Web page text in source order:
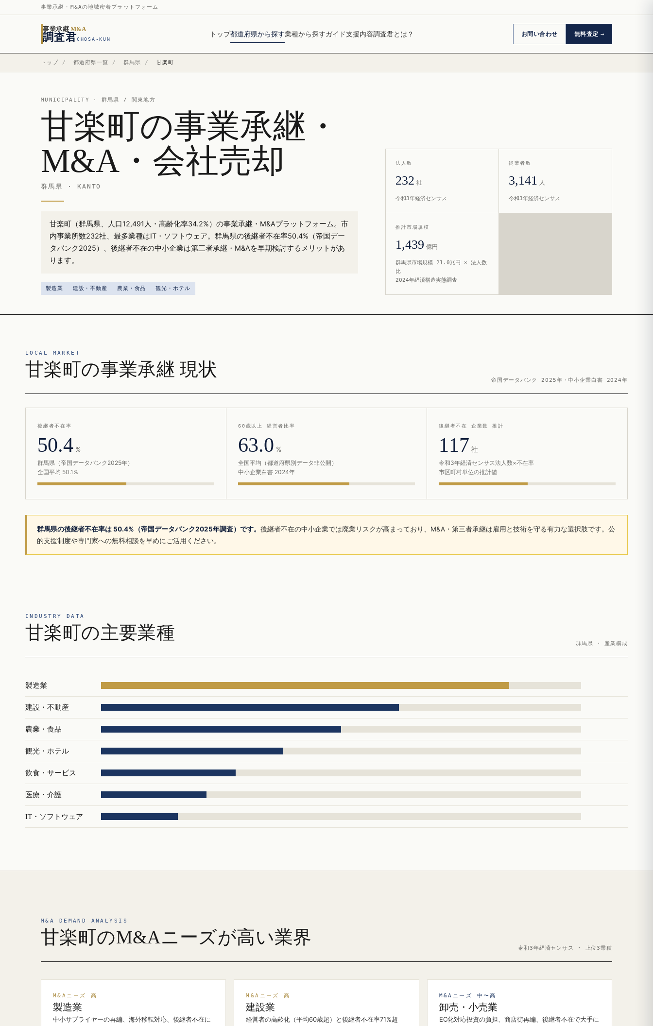
事業承継・M&Aの地域密着プラットフォーム
事業承継 M&A
調査君CHOSA-KUN
トップ都道府県から探す業種から探すガイド支援内容調査君とは？ お問い合わせ 無料査定
トップ / 都道府県一覧 / 群馬県 / 甘楽町
MUNICIPALITY · 群馬県 / 関東地方
甘楽町の事業承継・
M&A・会社売却
群馬県 · KANTO
甘楽町（群馬県、人口12,491人・高齢化率34.2%）の事業承継・M&Aプラットフォーム。市
内事業所数232社、最多業種はIT・ソフトウェア。群馬県の後継者不在率50.4%（帝国デー
タバンク2025）、後継者不在の中小企業は第三者承継・M&Aを早期検討するメリットがあ
ります。
製造業 建設・不動産 農業・食品 観光・ホテル
法人数
232 社
令和3年経済センサス
従業者数
3,141 人
令和3年経済センサス
推計市場規模
1,439 億円
群馬県市場規模 21.0兆円 × 法人数
比
2024年経済構造実態調査
LOCAL MARKET
甘楽町の事業承継 現状
帝国データバンク 2025年・中小企業白書 2024年
後継者不在率
50.4 %
群馬県（帝国データバンク2025年）
全国平均 50.1%
60歳以上 経営者比率
63.0 %
全国平均（都道府県別データ非公開）
中小企業白書 2024年
後継者不在 企業数 推計
117 社
令和3年経済センサス法人数×不在率
市区町村単位の推計値
群馬県の後継者不在率は 50.4%（帝国データバンク2025年調査）です。 後継者不在の中小企業では廃業リスクが高まっており、M&A・第三者承継は雇用と技術を守る有力な選択肢です。公
的支援制度や専門家への無料相談を早めにご活用ください。
INDUSTRY DATA
甘楽町の主要業種
群馬県 · 産業構成
製造業
建設・不動産
農業・食品
観光・ホテル
飲食・サービス
医療・介護
IT・ソフトウェア
M&A DEMAND ANALYSIS
甘楽町のM&Aニーズが高い業界
令和3年経済センサス · 上位3業種
M&Aニーズ 高
製造業
中小サプライヤーの再編、海外移転対応、後継者不在に
M&Aニーズ 高
建設業
経営者の高齢化（平均60歳超）と後継者不在率71%超
M&Aニーズ 中〜高
卸売・小売業
EC化対応投資の負担、商店街再編、後継者不在で大手に